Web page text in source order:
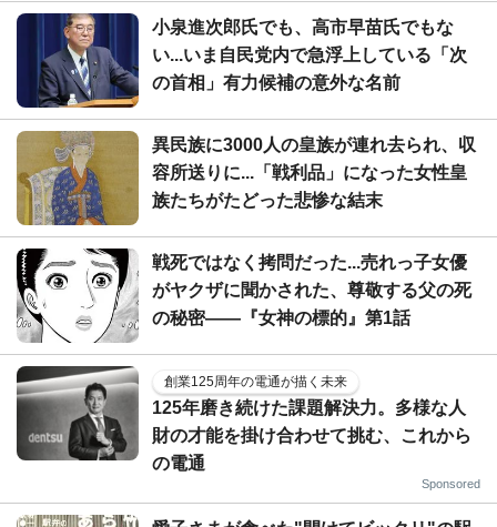
小泉進次郎氏でも、高市早苗氏でもな
い...いま自民党内で急浮上している「次
の首相」有力候補の意外な名前
異民族に3000人の皇族が連れ去られ、収
容所送りに...「戦利品」になった女性皇
族たちがたどった悲惨な結末
戦死ではなく拷問だった...売れっ子女優
がヤクザに聞かされた、尊敬する父の死
の秘密――『女神の標的』第1話
創業125周年の電通が描く未来
125年磨き続けた課題解決力。多様な人
財の才能を掛け合わせて挑む、これから
の電通
Sponsored